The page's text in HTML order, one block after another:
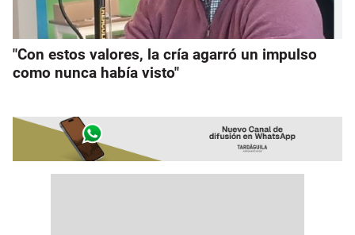
"Con estos valores, la cría agarró un impulso
como nunca había visto"